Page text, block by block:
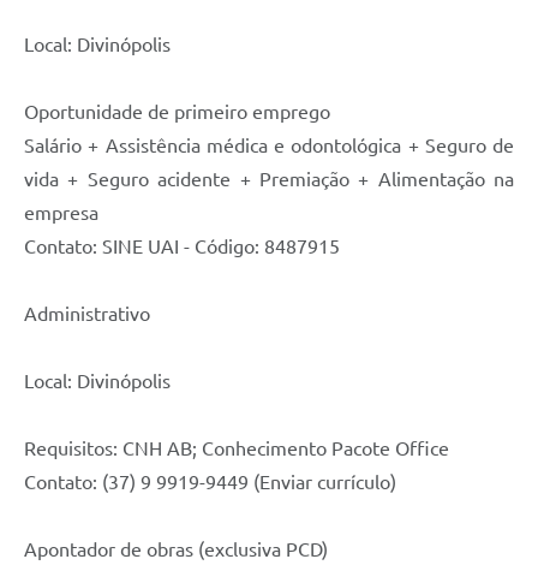
Local: Divinópolis
Oportunidade de primeiro emprego
Salário + Assistência médica e odontológica + Seguro de
vida + Seguro acidente + Premiação + Alimentação na
empresa
Contato: SINE UAI - Código: 8487915
Administrativo
Local: Divinópolis
Requisitos: CNH AB; Conhecimento Pacote Office
Contato: (37) 9 9919-9449 (Enviar currículo)
Apontador de obras (exclusiva PCD)